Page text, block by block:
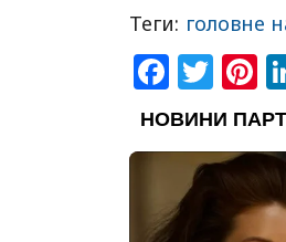
Теги: головне